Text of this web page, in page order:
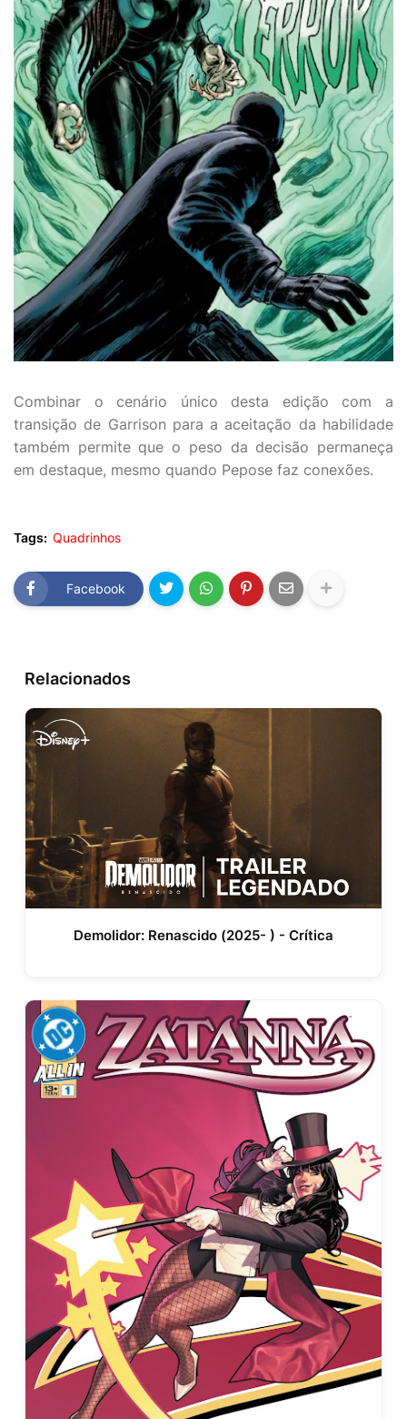
Combinar o cenário único desta edição com a
transição de Garrison para a aceitação da habilidade
também permite que o peso da decisão permaneça
em destaque, mesmo quando Pepose faz conexões.
Tags: Quadrinhos
Facebook
Relacionados
Demolidor: Renascido (2025- ) - Crítica